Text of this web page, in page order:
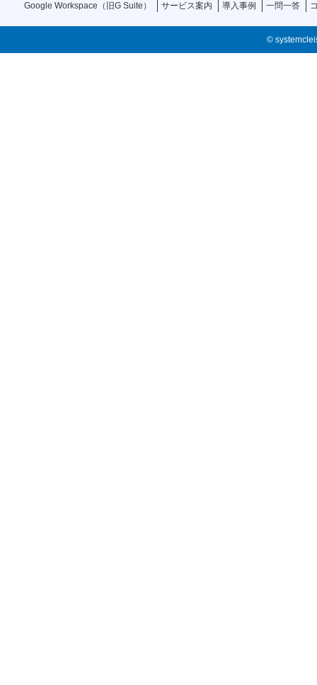
Google Workspace（旧G Suite） サービス案内 導入事例 一問一答
©